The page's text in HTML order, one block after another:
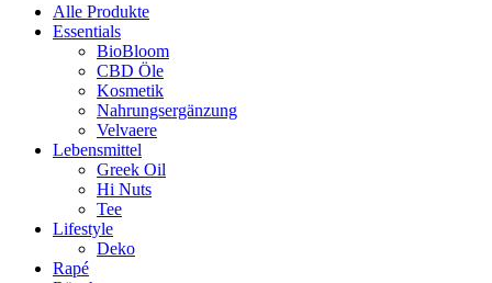
Alle Produkte
Essentials
BioBloom
CBD Öle
Kosmetik
Nahrungsergänzung
Velvaere
Lebensmittel
Greek Oil
Hi Nuts
Tee
Lifestyle
Deko
Rapé